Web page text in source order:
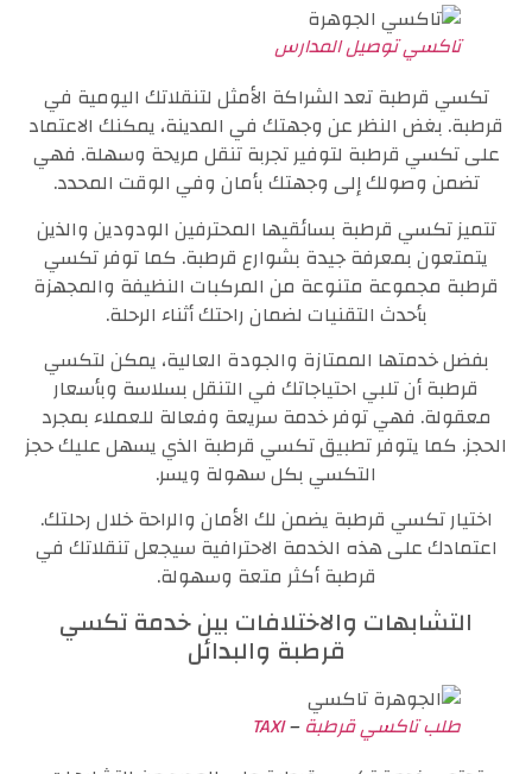
تاكسي توصيل المدارس
تكسي قرطبة تعد الشراكة الأمثل لتنقلاتك اليومية في
قرطبة. بغض النظر عن وجهتك في المدينة، يمكنك الاعتماد
على تكسي قرطبة لتوفير تجربة تنقل مريحة وسهلة. فهي
تضمن وصولك إلى وجهتك بأمان وفي الوقت المحدد.
تتميز تكسي قرطبة بسائقيها المحترفين الودودين والذين
يتمتعون بمعرفة جيدة بشوارع قرطبة. كما توفر تكسي
قرطبة مجموعة متنوعة من المركبات النظيفة والمجهزة
بأحدث التقنيات لضمان راحتك أثناء الرحلة.
بفضل خدمتها الممتازة والجودة العالية، يمكن لتكسي
قرطبة أن تلبي احتياجاتك في التنقل بسلاسة وبأسعار
معقولة. فهي توفر خدمة سريعة وفعالة للعملاء بمجرد
الحجز. كما يتوفر تطبيق تكسي قرطبة الذي يسهل عليك حجز
التكسي بكل سهولة ويسر.
اختيار تكسي قرطبة يضمن لك الأمان والراحة خلال رحلتك.
اعتمادك على هذه الخدمة الاحترافية سيجعل تنقلاتك في
قرطبة أكثر متعة وسهولة.
التشابهات والاختلافات بين خدمة تكسي
قرطبة والبدائل
طلب تاكسي قرطبة–
TAXI